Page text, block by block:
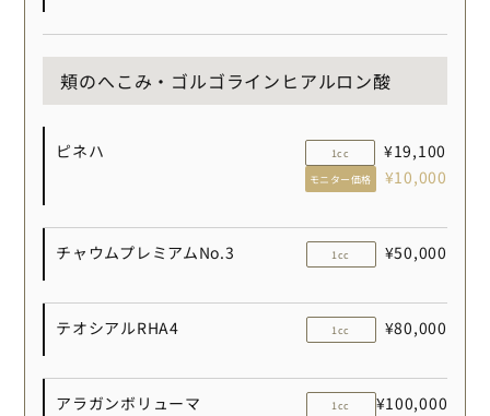
頬のへこみ・ゴルゴラインヒアルロン酸
ピネハ 1cc ¥19,100
モニター価格 ¥10,000
チャウムプレミアムNo.3 1cc ¥50,000
テオシアルRHA4 1cc ¥80,000
アラガンボリューマ 1cc ¥100,000